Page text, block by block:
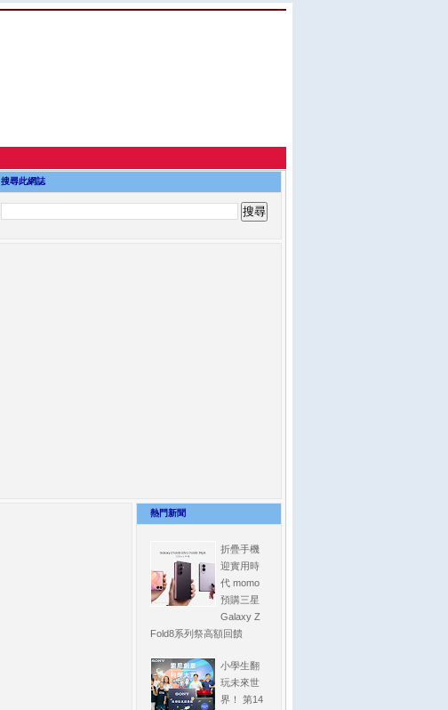
搜尋此網誌
熱門新聞
折疊手機
迎實用時
代 momo
預購三星
Galaxy Z
Fold8系列祭高額回饋
小學生翻
玩未來世
界！ 第14